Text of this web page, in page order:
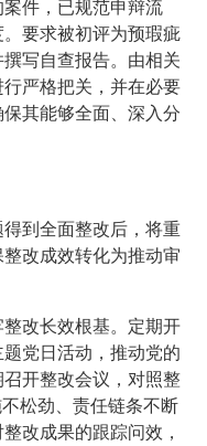
件，已规范申辩流
要求被初评为预瑕疵
写自查报告。由相关
严格把关，并在必要
其能够全面、深入分
到全面整改后，将重
改成效转化为推动审
改长效根基。定期开
党日活动，推动党的
开整改会议，对照整
松劲、责任链条不断
改成果的跟踪问效，